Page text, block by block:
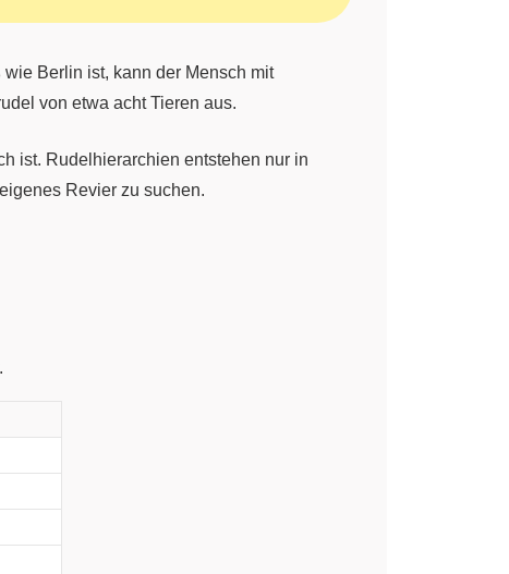
Berlin ist, kann der Mensch mit
von etwa acht Tieren aus.
ist. Rudelhierarchien entstehen nur in
Revier zu suchen.